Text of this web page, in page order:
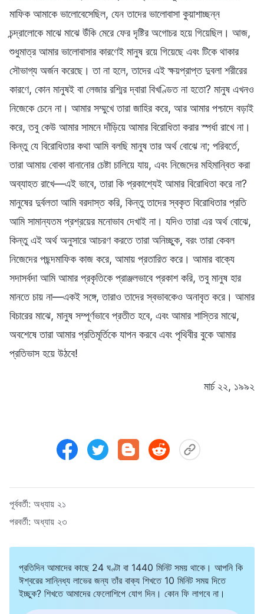
মাফিক আমাকে ভালোবেসেছিল, যেন তাদের ভালোবাসা কুয়াশাচ্ছন্ন
চন্দ্রালোকে মাঝে মাঝে উঁকি মেরে ফের দৃষ্টির অগোচর হয়ে গিয়েছিল। আজ,
শুধুমাত্র আমার ভালোবাসার কারণেই মানুষ রয়ে গিয়েছে এবং টিকে থাকার
সৌভাগ্য অর্জন করেছে। তা না হলে, তাদের এই ক্ষয়প্রাপ্ত দুবলা শরীরের
কারণে, কোন মানুষই বা লেজার রশ্মির দ্বারা বিখণ্ডিত না হতো? মানুষ এখনও
নিজেকে চেনে না। আমার সম্মুখে তারা জাহির করে, আর আমার পশ্চাদে বড়াই
করে, তবু কেউ আমার সামনে দাঁড়িয়ে আমার বিরোধিতা করার স্পর্ধা রাখে না।
কিন্তু যে বিরোধিতার কথা আমি বলছি মানুষ তার অর্থ বোঝে না; পরিবর্তে,
তারা আমায় বোকা বানানোর চেষ্টা চালিয়ে যায়, এবং নিজেদের মহিমান্বিত করা
অব্যাহত রাখে—এই ভাবে, তারা কি প্রকাশ্যেই আমার বিরোধিতা করে না?
মানুষের দুর্বলতা আমি বরদাস্ত করি, কিন্তু তাদের স্বকৃত বিরোধিতার প্রতি
আমি সামান্যতম প্রশ্রয়ের মনোভাব দেখাই না। যদিও তারা এর অর্থ বোঝে,
কিন্তু এই অর্থ অনুসারে আচরণ করতে তারা অনিচ্ছুক, বরং তারা কেবল
নিজেদের পছন্দমাফিক কাজ করে, আমায় প্রতারিত করে। আমার বাক্যে
সদাসর্বদা আমি আমার প্রকৃতিকে প্রাঞ্জলভাবে প্রকাশ করি, তবু মানুষ হার
মানতে চায় না—একই সঙ্গে, তারাও তাদের স্বভাবকেও অনাবৃত করে। আমার
বিচারের মাঝে, মানুষ সম্পূর্ণভাবে প্রতীত হবে, এবং আমার শাস্তির মাঝে,
অবশেষে তারা আমার প্রতিমূর্তিকে যাপন করবে এবং পৃথিবীর বুকে আমার
প্রতিভাস হয়ে উঠবে!
মার্চ ২২, ১৯৯২
পূর্ববর্তী: অধ্যায় ২১
পরবর্তী: অধ্যায় ২৩
প্রতিদিন আমাদের কাছে 24 ঘণ্টা বা 1440 মিনিট সময় থাকে। আপনি কি
ঈশ্বরের সান্নিধ্য লাভের জন্য তাঁর বাক্য শিখতে 10 মিনিট সময় দিতে
ইচ্ছুক? শিখতে আমাদের ফেলোশিপে যোগ দিন। কোন ফি লাগবে না।